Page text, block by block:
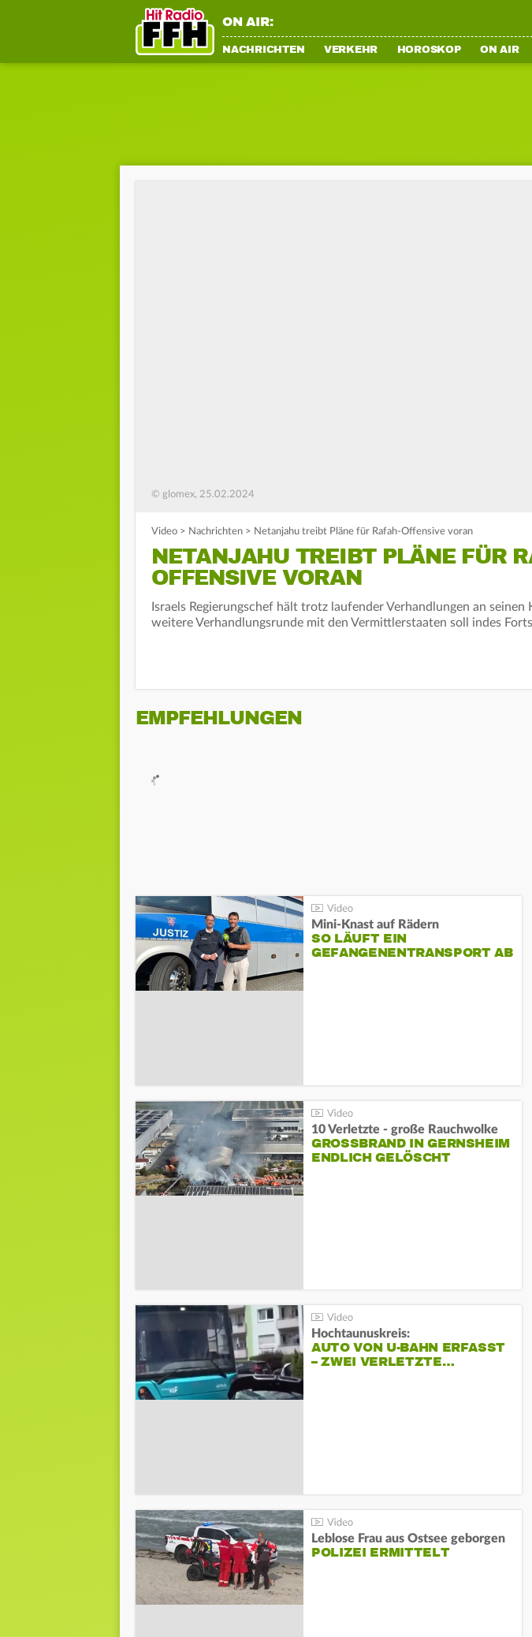
ON AIR:
NACHRICHTEN VERKEHR HOROSKOP ON AIR
© glomex, 25.02.2024
Video > Nachrichten > Netanjahu treibt Pläne für Rafah-Offensive voran
NETANJAHU TREIBT PLÄNE FÜR
OFFENSIVE VORAN
Israels Regierungschef hält trotz laufender Verhandlungen an seinen
weitere Verhandlungsrunde mit den Vermittlerstaaten soll indes
EMPFEHLUNGEN
Mini-Knast auf Rädern
SO LÄUFT EIN
GEFANGENENTRANSPORT AB
10 Verletzte - große Rauchwolke
GROSSBRAND IN GERNSHEIM E
NDLICH GELÖSCHT
Hochtaunuskreis:
AUTO VON U-BAHN ERFASST
– ZWEI VERLETZTE…
Leblose Frau aus Ostsee geborgen
POLIZEI ERMITTELT